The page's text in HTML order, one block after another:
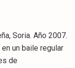
Soria. Año 2007.
un baile regular
de